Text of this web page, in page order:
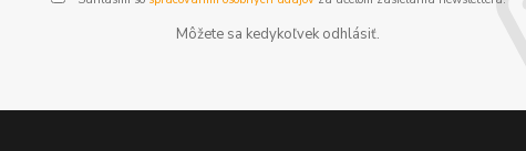
Môžete sa kedykoľvek odhlásiť.